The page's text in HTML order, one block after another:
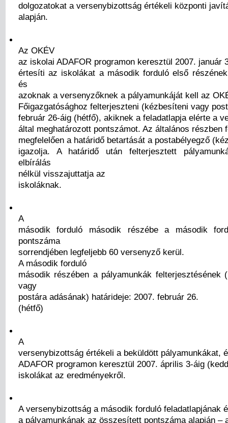
dolgozatokat a versenybizottság értékeli központi
alapján.
Az OKÉV
az iskolai ADAFOR programon keresztül 2007. január
értesíti az iskolákat a második forduló első
és
azoknak a versenyzőknek a pályamunkáját kell az
Főigazgatósághoz felterjeszteni (kézbesíteni vagy
február 26-áig (hétfő), akiknek a feladatlapja elérte a
által meghatározott pontszámot. Az általános részben
megfelelően a határidő betartását a postabélyegző
igazolja. A határidő után felterjesztett
elbírálás
nélkül visszajuttatja az
iskoláknak.
A
második forduló második részébe a második
pontszáma
sorrendjében legfeljebb 60 versenyző kerül.
A második forduló
második részében a pályamunkák felterjesztésének
vagy
postára adásának) határideje: 2007. február 26.
(hétfő)
A
versenybizottság értékeli a beküldött pályamunkákat,
ADAFOR programon keresztül 2007. április 3-áig
iskolákat az eredményekről.
A versenybizottság a második forduló feladatlapjának
a pályamunkának az összesített pontszáma alapján –